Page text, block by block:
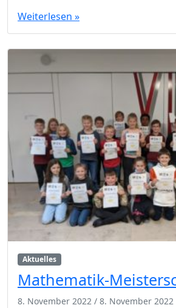
Weiterlesen »
Aktuelles
Mathematik-
8. November 2022 / 8. November 2022